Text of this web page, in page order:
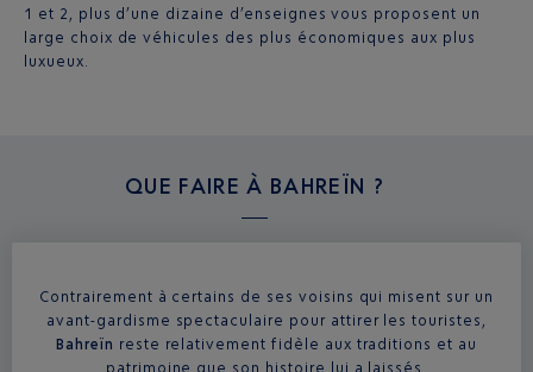
1 et 2, plus d’une dizaine d’enseignes vous proposent un
large choix de véhicules des plus économiques aux plus
luxueux.
QUE FAIRE À BAHREÏN ?
Contrairement à certains de ses voisins qui misent sur un
avant-gardisme spectaculaire pour attirer les touristes,
Bahreïn reste relativement fidèle aux traditions et au
patrimoine que son histoire lui a laissés.